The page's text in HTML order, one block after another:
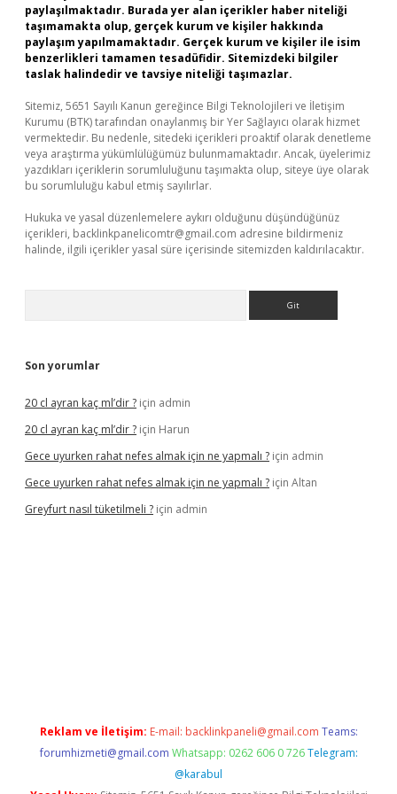
paylaşılmaktadır. Burada yer alan içerikler haber niteliği
taşımamakta olup, gerçek kurum ve kişiler hakkında
paylaşım yapılmamaktadır. Gerçek kurum ve kişiler ile isim
benzerlikleri tamamen tesadüfidir. Sitemizdeki bilgiler
taslak halindedir ve tavsiye niteliği taşımazlar.
Sitemiz, 5651 Sayılı Kanun gereğince Bilgi Teknolojileri ve İletişim
Kurumu (BTK) tarafından onaylanmış bir Yer Sağlayıcı olarak hizmet
vermektedir. Bu nedenle, sitedeki içerikleri proaktif olarak denetleme
veya araştırma yükümlülüğümüz bulunmamaktadır. Ancak, üyelerimiz
yazdıkları içeriklerin sorumluluğunu taşımakta olup, siteye üye olarak
bu sorumluluğu kabul etmiş sayılırlar.
Hukuka ve yasal düzenlemelere aykırı olduğunu düşündüğünüz
içerikleri, backlinkpanelicomtr@gmail.com adresine bildirmeniz
halinde, ilgili içerikler yasal süre içerisinde sitemizden kaldırılacaktır.
Son yorumlar
20 cl ayran kaç ml’dir ? için admin
20 cl ayran kaç ml’dir ? için Harun
Gece uyurken rahat nefes almak için ne yapmalı ? için admin
Gece uyurken rahat nefes almak için ne yapmalı ? için Altan
Greyfurt nasıl tüketilmeli ? için admin
Reklam ve İletişim: E-mail: backlinkpaneli@gmail.com Teams:
forumhizmeti@gmail.com Whatsapp: 0262 606 0 726 Telegram:
@karabul